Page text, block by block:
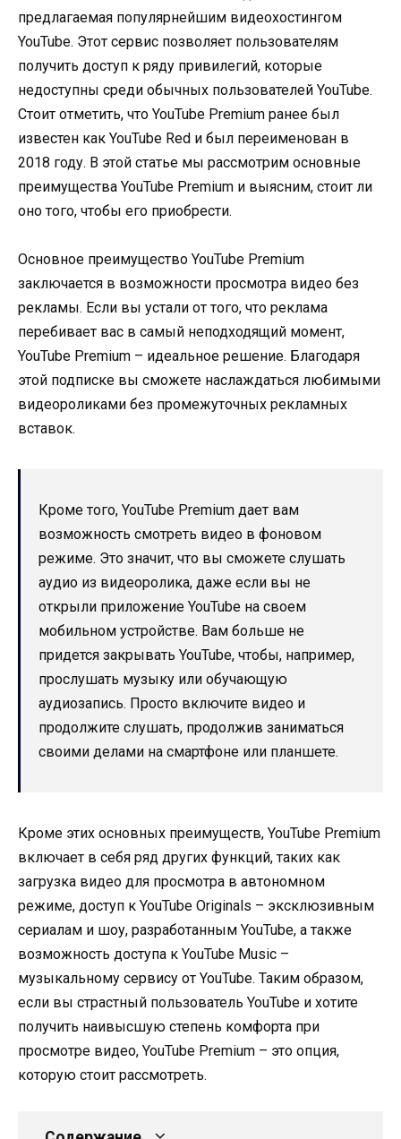
предлагаемая популярнейшим видеохостингом
YouTube. Этот сервис позволяет пользователям
получить доступ к ряду привилегий, которые
недоступны среди обычных пользователей YouTube.
Стоит отметить, что YouTube Premium ранее был
известен как YouTube Red и был переименован в
2018 году. В этой статье мы рассмотрим основные
преимущества YouTube Premium и выясним, стоит ли
оно того, чтобы его приобрести.
Основное преимущество YouTube Premium
заключается в возможности просмотра видео без
рекламы. Если вы устали от того, что реклама
перебивает вас в самый неподходящий момент,
YouTube Premium – идеальное решение. Благодаря
этой подписке вы сможете наслаждаться любимыми
видеороликами без промежуточных рекламных
вставок.
Кроме того, YouTube Premium дает вам
возможность смотреть видео в фоновом
режиме. Это значит, что вы сможете слушать
аудио из видеоролика, даже если вы не
открыли приложение YouTube на своем
мобильном устройстве. Вам больше не
придется закрывать YouTube, чтобы, например,
прослушать музыку или обучающую
аудиозапись. Просто включите видео и
продолжите слушать, продолжив заниматься
своими делами на смартфоне или планшете.
Кроме этих основных преимуществ, YouTube Premium
включает в себя ряд других функций, таких как
загрузка видео для просмотра в автономном
режиме, доступ к YouTube Originals – эксклюзивным
сериалам и шоу, разработанным YouTube, а также
возможность доступа к YouTube Music –
музыкальному сервису от YouTube. Таким образом,
если вы страстный пользователь YouTube и хотите
получить наивысшую степень комфорта при
просмотре видео, YouTube Premium – это опция,
которую стоит рассмотреть.